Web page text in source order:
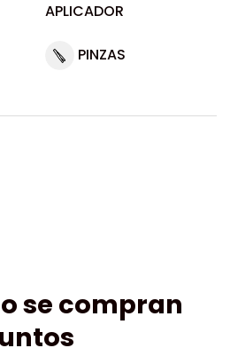
APLICADOR
PINZAS
se compran